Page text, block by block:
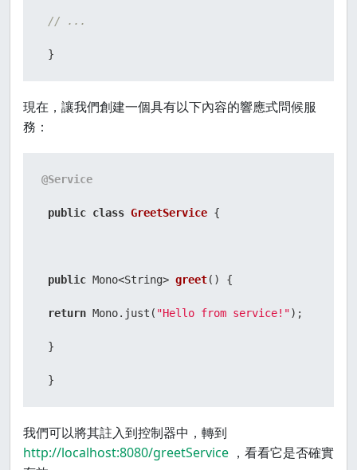
// ...
}
現在，讓我們創建一個具有以下內容的響應式問候服
務：
@Service
public class GreetService {
public Mono<String> greet() {
return Mono.just( "Hello from service!");
}
}
我們可以將其註入到控制器中，轉到
http://localhost:8080/greetService ，看看它是否確實